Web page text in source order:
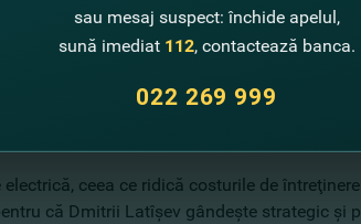
industrial cu două camere, una
disponibile, şi alţi fermieri se folosesc de
fructele ajung pe rafturile de peste
ceea ce ridică costurile de
că Dmitrii Latîşev gândeşte strategic şi
sau mesaj suspect: închide apelul,
sună imediat 112, contactează banca.
022 269 999